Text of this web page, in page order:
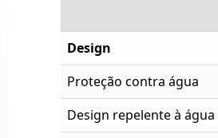
Design
Proteção contra água
Design repelente à água